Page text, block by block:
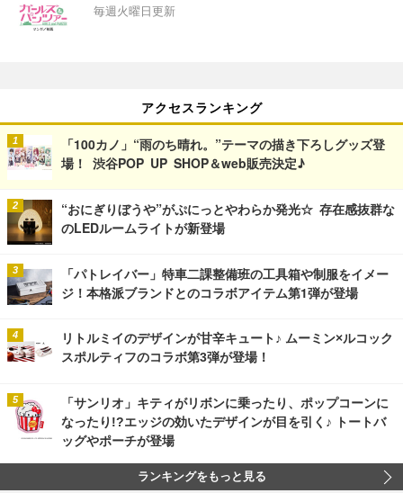
毎週火曜日更新
アクセスランキング
「100カノ」“雨のち晴れ。”テーマの描き下ろしグッズ登
場！ 渋谷POP UP SHOP＆web販売決定♪
“おにぎりぼうや”がぷにっとやわらか発光☆ 存在感抜群な
のLEDルームライトが新登場
「パトレイバー」特車二課整備班の工具箱や制服をイメー
ジ！本格派ブランドとのコラボアイテム第1弾が登場
リトルミイのデザインが甘辛キュート♪ ムーミン×ルコック
スポルティフのコラボ第3弾が登場！
「サンリオ」キティがリボンに乗ったり、ポップコーンに
なったり!?エッジの効いたデザインが目を引く♪ トートバ
ッグやポーチが登場
ランキングをもっと見る